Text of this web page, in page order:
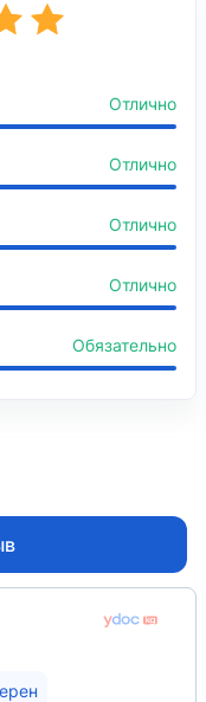
Отлично
Отлично
Отлично
Отлично
Обязательно